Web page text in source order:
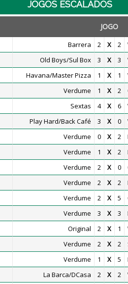
JOGOS ESCALADOS
JOGO
Barrera 2 X 2
Old Boys/Sul Box 3 X 3
Havana/Master Pizza 1 X 1
Verdume 1 X 2
Sextas 4 X 6
Play Hard/Back Café 3 X 0
Verdume 0 X 2
Verdume 1 X 2
Verdume 2 X 0
Verdume 2 X 2
Verdume 2 X 5
Verdume 3 X 3
Original 2 X 1
Verdume 2 X 2
Verdume 1 X 5
La Barca/DCasa 2 X 2